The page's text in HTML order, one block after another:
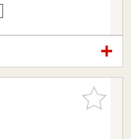
お気に入
りに追加